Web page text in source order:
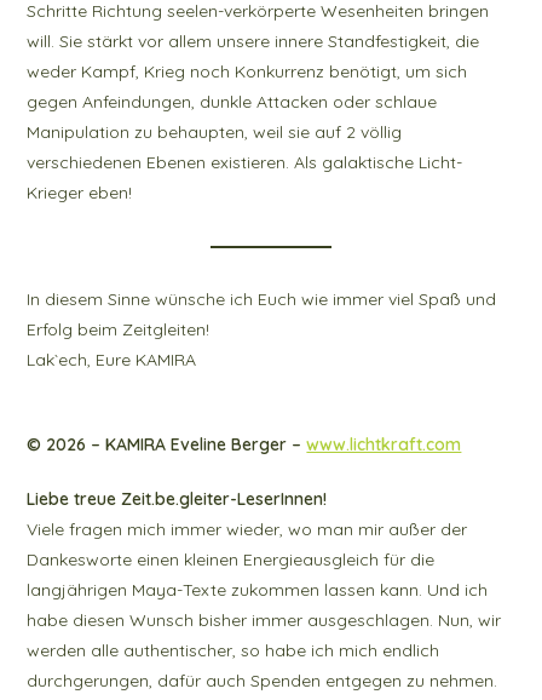
Schritte Richtung seelen-verkörperte Wesenheiten bringen
will. Sie stärkt vor allem unsere innere Standfestigkeit, die
weder Kampf, Krieg noch Konkurrenz benötigt, um sich
gegen Anfeindungen, dunkle Attacken oder schlaue
Manipulation zu behaupten, weil sie auf 2 völlig
verschiedenen Ebenen existieren. Als galaktische Licht-
Krieger eben!
In diesem Sinne wünsche ich Euch wie immer viel Spaß und
Erfolg beim Zeitgleiten!
Lak`ech, Eure KAMIRA
© 2026 – KAMIRA Eveline Berger –www.lichtkraft.com
Liebe treue Zeit.be.gleiter-LeserInnen!
Viele fragen mich immer wieder, wo man mir außer der
Dankesworte einen kleinen Energieausgleich für die
langjährigen Maya-Texte zukommen lassen kann. Und ich
habe diesen Wunsch bisher immer ausgeschlagen. Nun, wir
werden alle authentischer, so habe ich mich endlich
durchgerungen, dafür auch Spenden entgegen zu nehmen.